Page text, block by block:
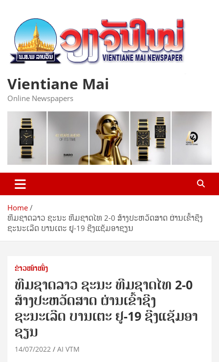
content
Vientiane Mai
Online Newspapers
Home
ທີມຊາດລາວ ຊະນະ ທີມຊາດໄທ 2-0 ສ້າງປະຫວັດສາດ ຜ່ານເຂົ້າຊີງ
ຊະນະເລີດ ບານເຕະ ຢູ-19 ຊີງແຊັມອາຊຽນ
ຂ່າວໜ້າໜຶ່ງ
ທີມຊາດລາວ ຊະນະ ທີມຊາດໄທ 2-0
ສ້າງປະຫວັດສາດ ຜ່ານເຂົ້າຊີງ
ຊະນະເລີດ ບານເຕະ ຢູ-19 ຊີງແຊັມອາ
ຊຽນ
14/07/2022 AI VTM